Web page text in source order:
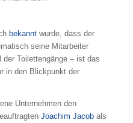
bekanntwurde, dass der
seine Mitarbeiter
Toilettengänge – ist das
in den Blickpunkt der
Unternehmen den
Joachim Jacobals